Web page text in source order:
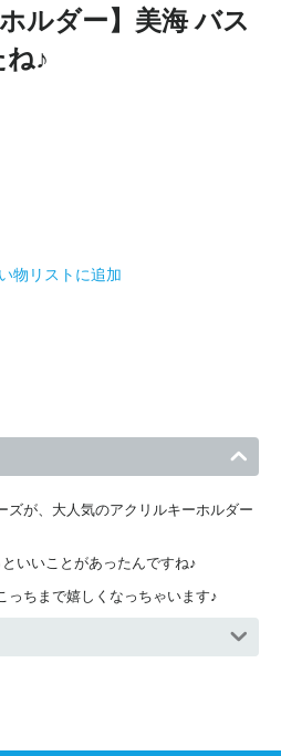
ルダー】美海 バス
♪
物リストに追加
ズが、大人気のアクリルキーホルダー
いいことがあったんですね♪
っちまで嬉しくなっちゃいます♪